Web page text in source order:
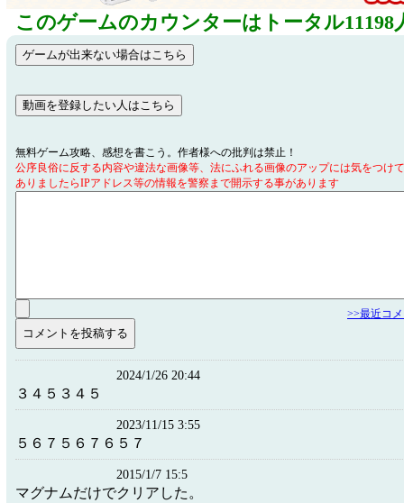
このゲームのカウンターはトータル11198
無料ゲーム攻略、感想を書こう。作者様への批判は禁止！
公序良俗に反する内容や違法な画像等、法にふれる画像のアップには気をつけ
ありましたらIPアドレス等の情報を警察まで開示する事があります
>>最近コ
2024/1/26 20:44
３４５３４５
2023/11/15 3:55
５６７５６７６５７
2015/1/7 15:5
マグナムだけでクリアした。